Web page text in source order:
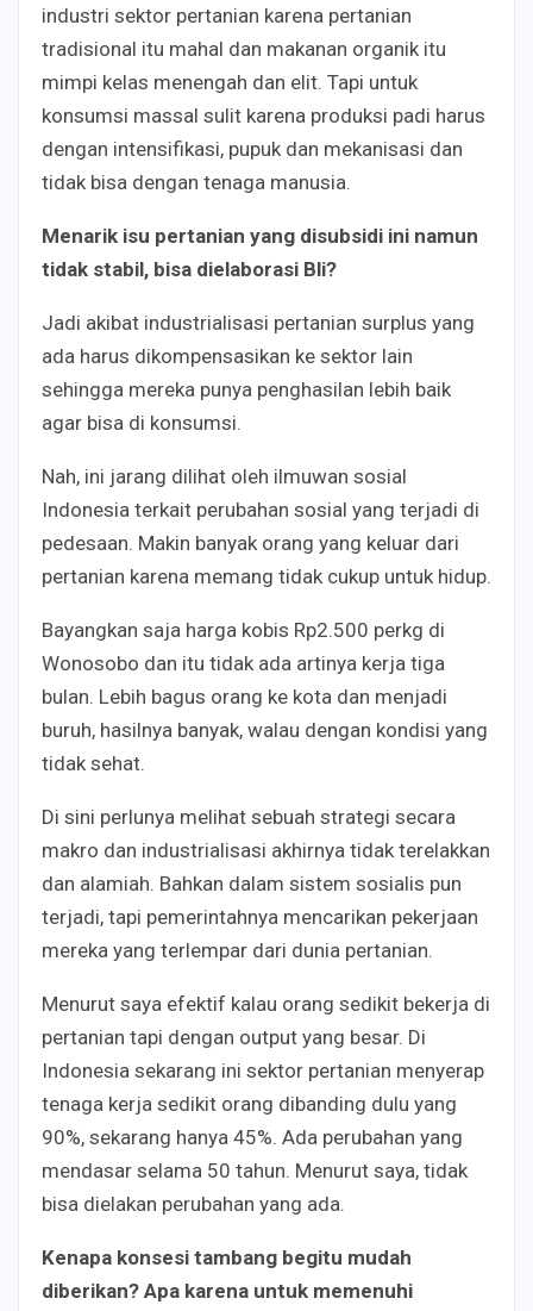
industri sektor pertanian karena pertanian
tradisional itu mahal dan makanan organik itu
mimpi kelas menengah dan elit. Tapi untuk
konsumsi massal sulit karena produksi padi harus
dengan intensifikasi, pupuk dan mekanisasi dan
tidak bisa dengan tenaga manusia.
Menarik isu pertanian yang disubsidi ini namun
tidak stabil, bisa dielaborasi Bli?
Jadi akibat industrialisasi pertanian surplus yang
ada harus dikompensasikan ke sektor lain
sehingga mereka punya penghasilan lebih baik
agar bisa di konsumsi.
Nah, ini jarang dilihat oleh ilmuwan sosial
Indonesia terkait perubahan sosial yang terjadi di
pedesaan. Makin banyak orang yang keluar dari
pertanian karena memang tidak cukup untuk hidup.
Bayangkan saja harga kobis Rp2.500 perkg di
Wonosobo dan itu tidak ada artinya kerja tiga
bulan. Lebih bagus orang ke kota dan menjadi
buruh, hasilnya banyak, walau dengan kondisi yang
tidak sehat.
Di sini perlunya melihat sebuah strategi secara
makro dan industrialisasi akhirnya tidak terelakkan
dan alamiah. Bahkan dalam sistem sosialis pun
terjadi, tapi pemerintahnya mencarikan pekerjaan
mereka yang terlempar dari dunia pertanian.
Menurut saya efektif kalau orang sedikit bekerja di
pertanian tapi dengan output yang besar. Di
Indonesia sekarang ini sektor pertanian menyerap
tenaga kerja sedikit orang dibanding dulu yang
90%, sekarang hanya 45%. Ada perubahan yang
mendasar selama 50 tahun. Menurut saya, tidak
bisa dielakan perubahan yang ada.
Kenapa konsesi tambang begitu mudah
diberikan? Apa karena untuk memenuhi